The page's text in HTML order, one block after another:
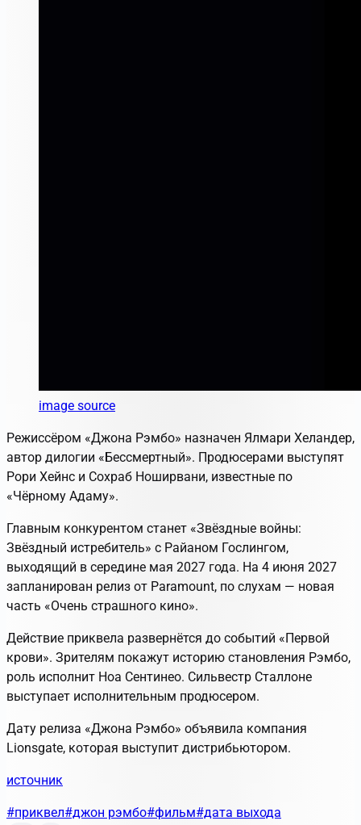
image source
Режиссёром «Джона Рэмбо» назначен Ялмари Хеландер,
автор дилогии «Бессмертный». Продюсерами выступят
Рори Хейнс и Сохраб Ноширвани, известные по
«Чёрному Адаму».
Главным конкурентом станет «Звёздные войны:
Звёздный истребитель» с Райаном Гослингом,
выходящий в середине мая 2027 года. На 4 июня 2027
запланирован релиз от Paramount, по слухам — новая
часть «Очень страшного кино».
Действие приквела развернётся до событий «Первой
крови». Зрителям покажут историю становления Рэмбо,
роль исполнит Ноа Сентинео. Сильвестр Сталлоне
выступает исполнительным продюсером.
Дату релиза «Джона Рэмбо» объявила компания
Lionsgate, которая выступит дистрибьютором.
источник
#приквел#джон рэмбо#фильм#дата выхода